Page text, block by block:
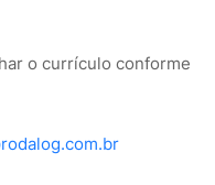
o currículo conforme